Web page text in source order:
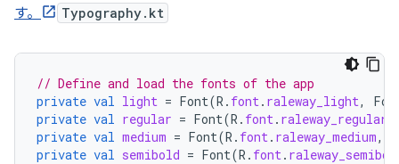
す。
Typography.kt
// Define and load the fonts of the app
private val light = Font(R . font. raleway_light,
private val regular = Font(R . font. raleway_regular
private val medium = Font(R . font. raleway_medium,
private val semibold = Font(R . font.